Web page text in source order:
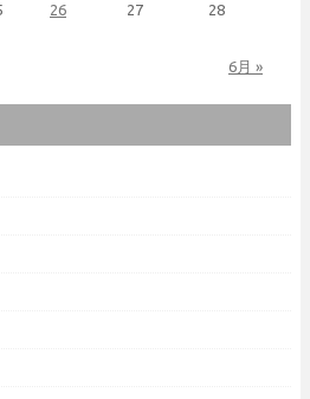
6月 »
26 27
28